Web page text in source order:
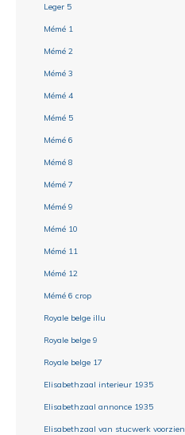
Leger 5
Mémé 1
Mémé 2
Mémé 3
Mémé 4
Mémé 5
Mémé 6
Mémé 8
Mémé 7
Mémé 9
Mémé 10
Mémé 11
Mémé 12
Mémé 6 crop
Royale belge illu
Royale belge 9
Royale belge 17
Elisabethzaal interieur 1935
Elisabethzaal annonce 1935
Elisabethzaal van stucwerk voorzien